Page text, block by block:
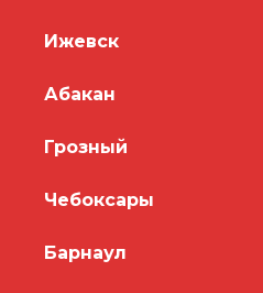
Ижевск
Абакан
Грозный
Чебоксары
Барнаул